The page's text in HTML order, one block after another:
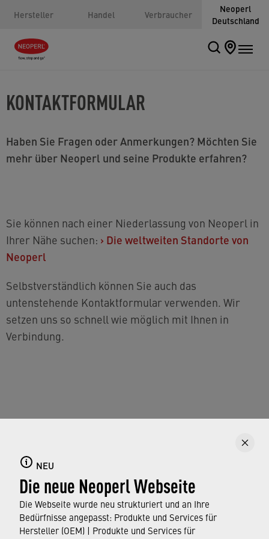
Hersteller Handel Verbraucher
Neoperl
Deutschland
NEU
Die neue Neoperl Webseite
Die Webseite wurde neu strukturiert und an Ihre
Bedürfnisse angepasst: Produkte und Services für
Hersteller (OEM) | Produkte und Services für
KONTAKTFORMULAR
Haben Sie Fragen oder Anmerkungen? Möchten Sie
mehr über Neoperl und seine Produkte erfahren?
Sie können nach einer Niederlassung von Neoperl in
Ihrer Nähe suchen: › Die weltweiten Standorte von
Neoperl
Selbstverständlich können Sie auch das
untenstehende Kontaktformular verwenden. Wir
setzen uns so schnell wie möglich mit Ihnen in
Verbindung.
Um das Formular zu sehen, müssen Sie auf die
Schaltfläche Consentmanager unten klicken. Klicken
Sie dann auf „Erweiterte Einstellungen“ und setzen
Sie den Dienst „Google Recaptcha“ auf „ein“.
CONSENTMANAGER